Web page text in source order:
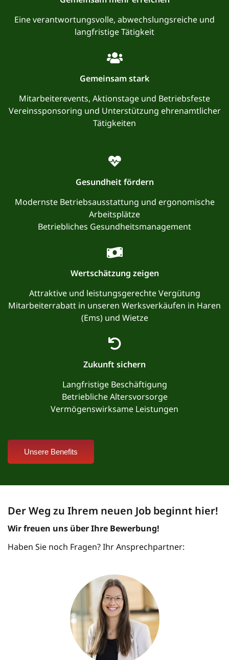
Eine verantwortungsvolle, abwechslungsreiche und
langfristige Tätigkeit
Gemeinsam stark
Mitarbeiterevents, Aktionstage und Betriebsfeste
Vereinssponsoring und Unterstützung ehrenamtlicher
Tätigkeiten
Gesundheit fördern
Modernste Betriebsausstattung und ergonomische
Arbeitsplätze
Betriebliches Gesundheitsmanagement
Wertschätzung zeigen
Attraktive und leistungsgerechte Vergütung
Mitarbeiterrabatt in unseren Werksverkäufen in Haren
(Ems) und Wietze
Zukunft sichern
Langfristige Beschäftigung
Betriebliche Altersvorsorge
Vermögenswirksame Leistungen
Unsere Benefits
Der Weg zu Ihrem neuen Job beginnt hier!
Wir freuen uns über Ihre Bewerbung!
Haben Sie noch Fragen? Ihr Ansprechpartner: